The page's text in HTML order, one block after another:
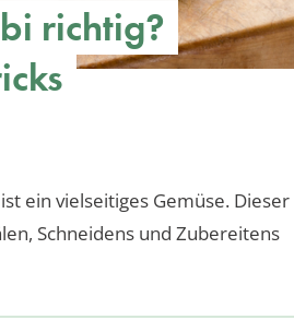
richtig?
ein vielseitiges Gemüse. Dieser
Schneidens und Zubereitens